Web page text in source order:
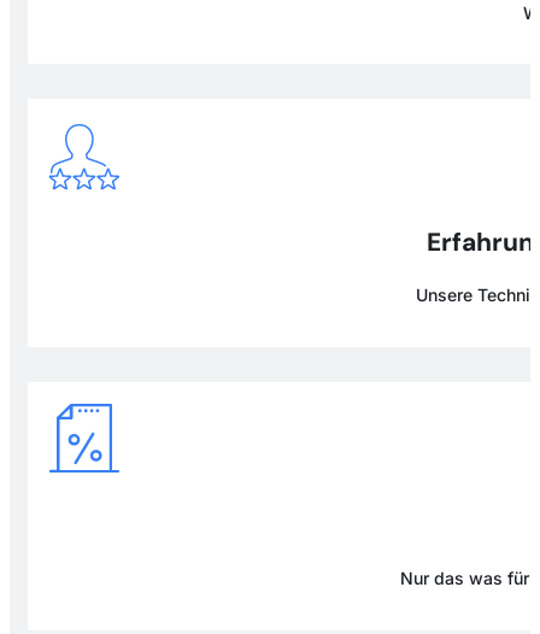
Unsere
Nur das was für